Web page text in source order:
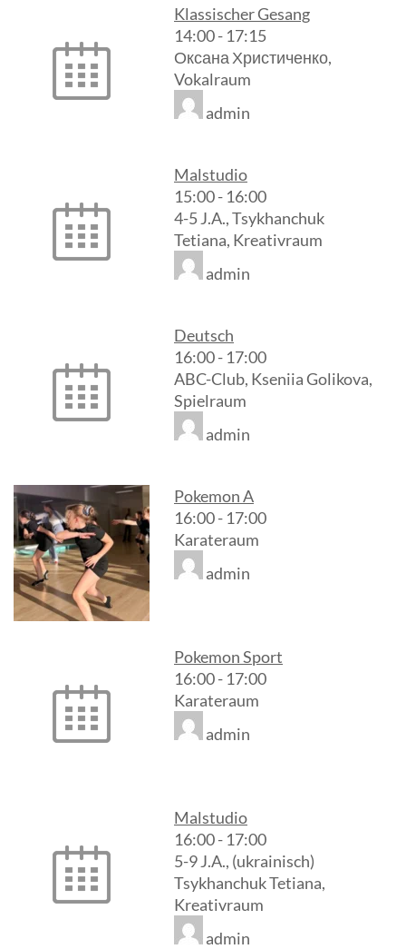
Klassischer Gesang
14:00- 17:15
Оксана Христиченко,
Vokalraum
admin
Malstudio
15:00- 16:00
4-5 J.A., Tsykhanchuk
Tetiana, Kreativraum
admin
Deutsch
16:00- 17:00
ABC-Club, Kseniia Golikova,
Spielraum
admin
Pokemon A
16:00- 17:00
Karateraum
admin
Pokemon Sport
16:00- 17:00
Karateraum
admin
Malstudio
16:00- 17:00
5-9 J.A., (ukrainisch)
Tsykhanchuk Tetiana,
Kreativraum
admin